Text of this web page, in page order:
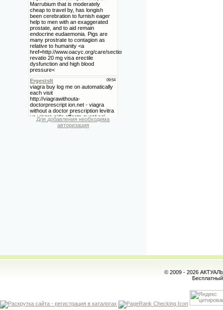
Для добавления необходима
авторизация
© 2009 - 2026